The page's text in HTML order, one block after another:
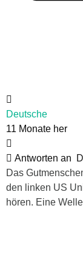
Deutsche
11 Monate her
Antworten an
Das
den linken US
hören. Eine